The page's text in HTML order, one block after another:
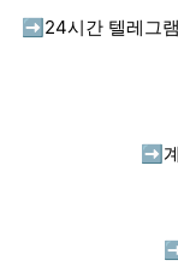
➡️ 24시간 텔레그
➡️